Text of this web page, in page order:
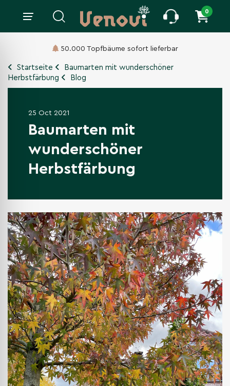
0
Lieferunginnerhalb 14 bis 21 Tagen.
Startseite
Baumarten mit wunderschöner
Herbstfärbung
Blog
25 Oct 2021
Baumarten mit
wunderschöner
Herbstfärbung